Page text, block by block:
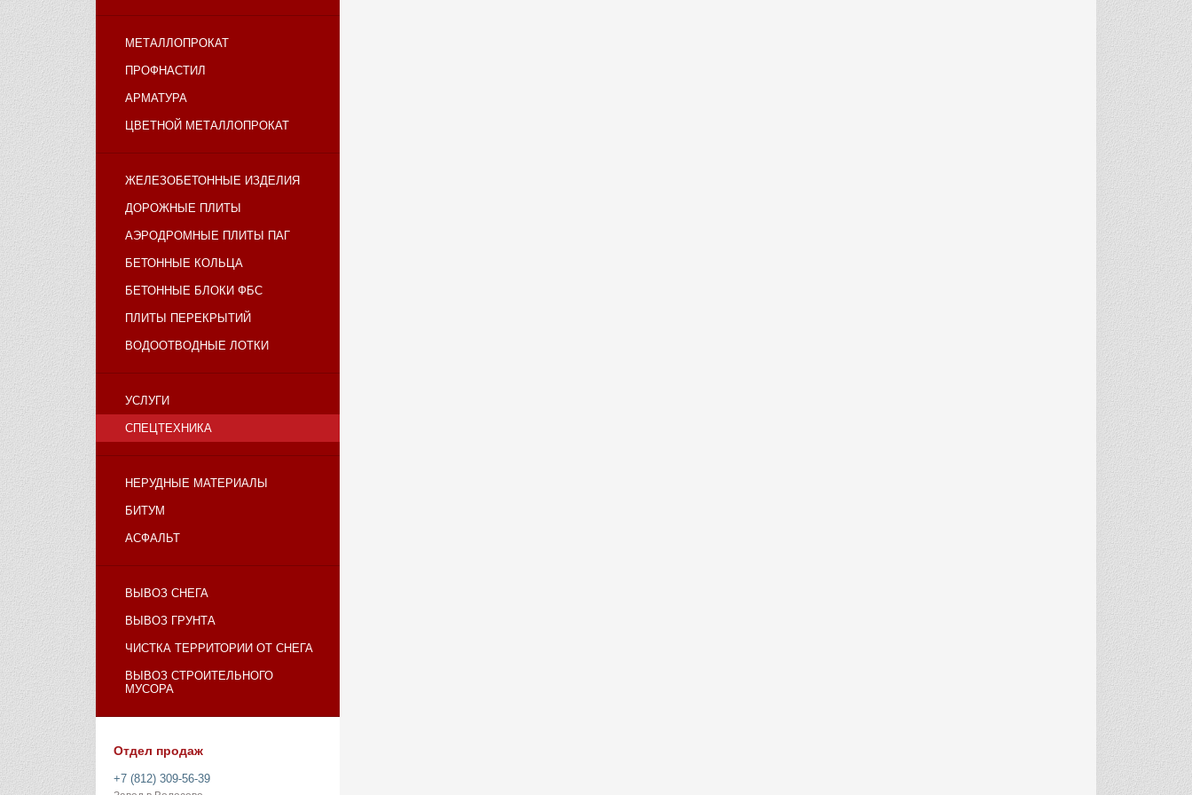
МЕТАЛЛОПРОКАТ
ПРОФНАСТИЛ
АРМАТУРА
ЦВЕТНОЙ МЕТАЛЛОПРОКАТ
ЖЕЛЕЗОБЕТОННЫЕ ИЗДЕЛИЯ
ДОРОЖНЫЕ ПЛИТЫ
АЭРОДРОМНЫЕ ПЛИТЫ ПАГ
БЕТОННЫЕ КОЛЬЦА
БЕТОННЫЕ БЛОКИ ФБС
ПЛИТЫ ПЕРЕКРЫТИЙ
ВОДООТВОДНЫЕ ЛОТКИ
УСЛУГИ
СПЕЦТЕХНИКА
НЕРУДНЫЕ МАТЕРИАЛЫ
БИТУМ
АСФАЛЬТ
ВЫВОЗ СНЕГА
ВЫВОЗ ГРУНТА
ЧИСТКА ТЕРРИТОРИИ ОТ СНЕГА
ВЫВОЗ СТРОИТЕЛЬНОГО
МУСОРА
Отдел продаж
+7 (812) 309-56-39